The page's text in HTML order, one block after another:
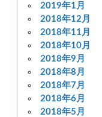
2019年1月
2018年12月
2018年11月
2018年10月
2018年9月
2018年8月
2018年7月
2018年6月
2018年5月